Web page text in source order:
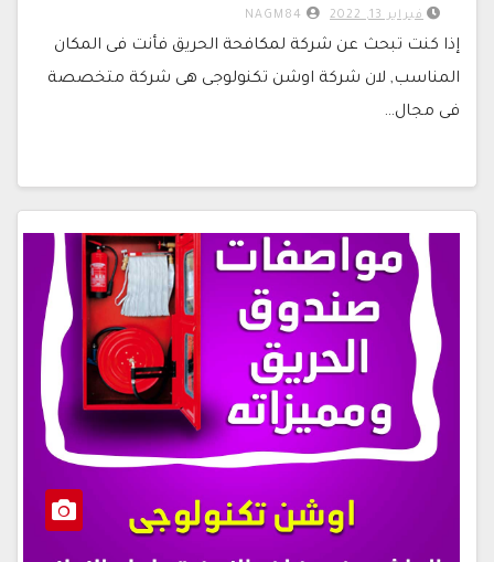
فبراير 13, 2022
إذا كنت تبحث عن شركة لمكافحة الحريق فأنت فى المكان
المناسب, لان شركة اوشن تكنولوجى هى شركة متخصصة
فى مجال…